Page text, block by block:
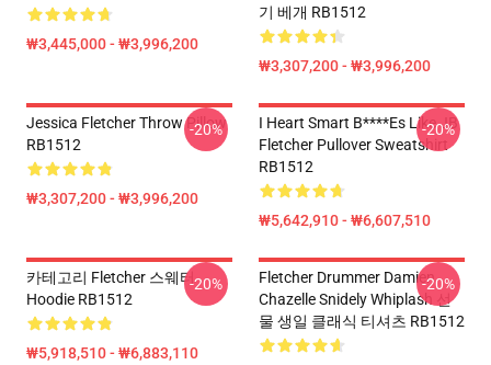
₩3,445,000 - ₩3,996,200
기 베개 RB1512
₩3,307,200 - ₩3,996,200
Jessica Fletcher Throw Pillow
RB1512
₩3,307,200 - ₩3,996,200
-20%
I Heart Smart B****es Like JB
Fletcher Pullover Sweatshirt
RB1512
₩5,642,910 - ₩6,607,510
-20%
카테고리 Fletcher 스웨터
Hoodie RB1512
₩5,918,510 - ₩6,883,110
-20%
Fletcher Drummer Damien
Chazelle Snidely Whiplash 선
물 생일 클래식 티셔츠 RB1512
-20%